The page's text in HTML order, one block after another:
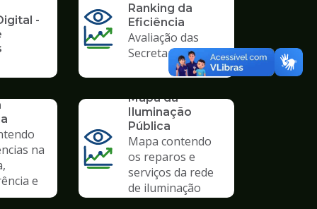
-
Ranking da
Eficiência
Avaliação das
Secretarias
na
e
Mapa da
Iluminação
Pública
Mapa contendo
os reparos e
serviços da rede
de iluminação